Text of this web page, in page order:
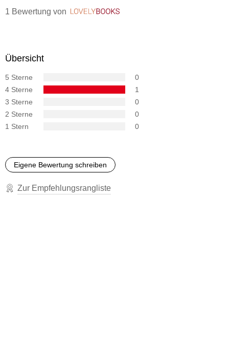
1 Bewertung von
Übersicht
5 Sterne
0
4 Sterne
1
3 Sterne
0
2 Sterne
0
1 Stern
0
Eigene Bewertung schreiben
Zur Empfehlungsrangliste